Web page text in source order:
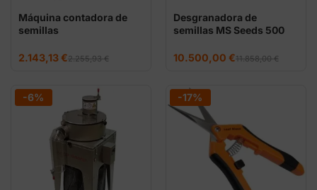
Máquina contadora de
semillas
2.255,93€
El
precio
2.255,93 €.
2.143,13 €
El
precio
2.143,13 €.
Desgranadora de
semillas MS Seeds 500
11.858,00€
El
precio
11.858,00 €.
10.500,00 €
El
precio
10.500,00 €.
-6% -17%